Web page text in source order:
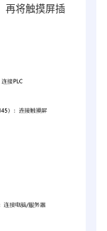
再将触摸屏插